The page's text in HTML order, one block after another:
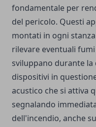
fondamentale per
del pericolo. Questi
montati in ogni
rilevare eventuali
sviluppano durante
dispositivi in
acustico che si attiva
segnalando
dell'incendio, anche